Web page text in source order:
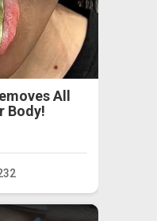
All
Body!